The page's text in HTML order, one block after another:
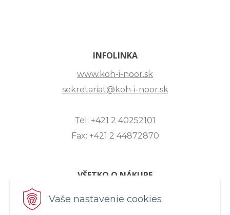
Vaše nastavenie cookies
INFOLINKA
www.koh-i-noor.sk
sekretariat@koh-i-noor.sk
Tel: +421 2 40252101
Fax: +421 2 44872870
VŠETKO O NÁKUPE
ZASLANIE OTÁZKY